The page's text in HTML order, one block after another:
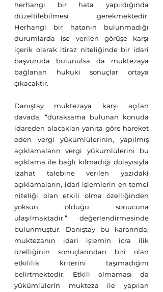
herhangi bir hata yapıldığında
düzeltilebilmesi gerekmektedir.
Herhangi bir hatanın bulunmadığı
durumlarda ise verilen görüşe karşı
içerik olarak itiraz niteliğinde bir idari
başvuruda bulunulsa da muktezaya
bağlanan hukuki sonuçlar ortaya
çıkacaktır.
Danıştay muktezaya karşı açılan
davada, “duraksama bulunan konuda
idareden alacakları yanıta göre hareket
eden vergi yükümlülerinin, yapılmış
açıklamaların vergi yükümlülerini bu
açıklama ile bağlı kılmadığı dolayısıyla
izahat talebine verilen yazıdaki
açıklamaların, idari işlemlerin en temel
niteliği olan etkili olma özelliğinden
yoksun olduğu sonucuna
ulaşılmaktadır.” değerlendirmesinde
bulunmuştur. Danıştay bu kararında,
muktezanın idari işlemin icra ilik
özelliğinin sonuçlarından biri olan
etkililik kriterini taşımadığını
belirtmektedir. Etkili olmaması da
yükümlülerin mukteza ile yapılan